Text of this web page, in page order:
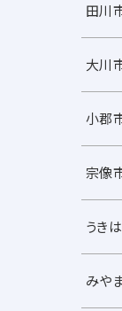
田川
大川
小郡
宗像
うき
みや